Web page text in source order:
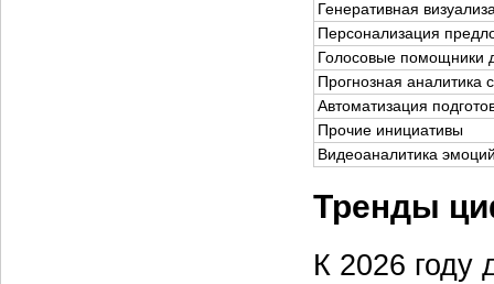
Генеративная
Персонализация
Голосовые помощники
Прогнозная аналитика
Автоматизация
Прочие инициативы
Видеоаналитика
Тренды
К 2026 году